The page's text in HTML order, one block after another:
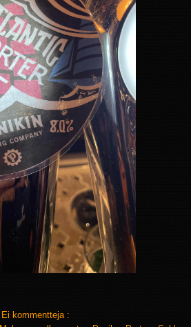
Ei kommentteja :